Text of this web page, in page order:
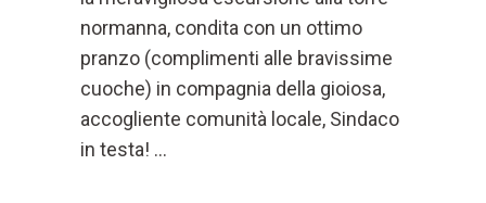
normanna, condita con un ottimo
pranzo (complimenti alle bravissime
cuoche) in compagnia della gioiosa,
accogliente comunità locale, Sindaco
in testa! ...